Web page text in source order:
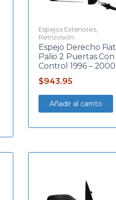
Espejos Exteriores,
Retrovisión
Espejo Derecho Fiat
Palio 2 Puertas Con
Control 1996 – 2000
$943.95
Añadir al carrito